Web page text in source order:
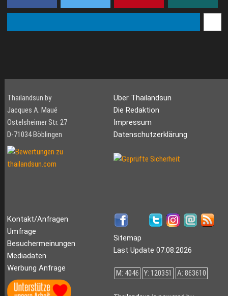
Thailandsun by
Jacques A. Maué
Ostelsheimer Str. 27
D-71034 Böblingen
Über Thailandsun
Die Redaktion
Impressum
Datenschutzerklärung
Kontakt/Anfragen
Umfrage
Besuchermeinungen
Mediadaten
Werbung Anfrage
Sitemap
Last Update 07.08.2026
M: 4046 Y: 120351 A: 863610